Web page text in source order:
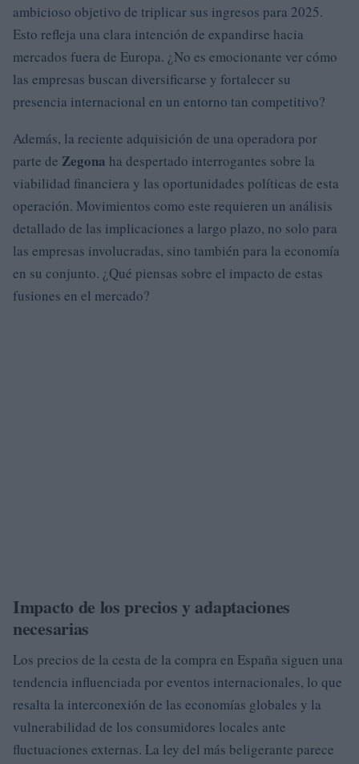
ambicioso objetivo de triplicar sus ingresos para 2025.
Esto refleja una clara intención de expandirse hacia
mercados fuera de Europa. ¿No es emocionante ver cómo
las empresas buscan diversificarse y fortalecer su
presencia internacional en un entorno tan competitivo?
Además, la reciente adquisición de una operadora por
parte de Zegona ha despertado interrogantes sobre la
viabilidad financiera y las oportunidades políticas de esta
operación. Movimientos como este requieren un análisis
detallado de las implicaciones a largo plazo, no solo para
las empresas involucradas, sino también para la economía
en su conjunto. ¿Qué piensas sobre el impacto de estas
fusiones en el mercado?
Impacto de los precios y adaptaciones
necesarias
Los precios de la cesta de la compra en España siguen una
tendencia influenciada por eventos internacionales, lo que
resalta la interconexión de las economías globales y la
vulnerabilidad de los consumidores locales ante
fluctuaciones externas. La ley del más beligerante parece